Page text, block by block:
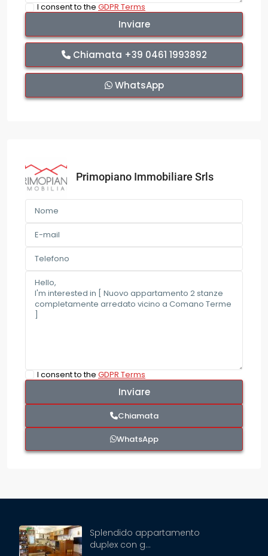
I consent to theGDPR Terms
Chiamata +39 0461 1993892
WhatsApp
Primopiano Immobiliare Srls
I consent to the GDPR Terms
Chiamata
WhatsApp
Splendido appartamento
duplex con g...